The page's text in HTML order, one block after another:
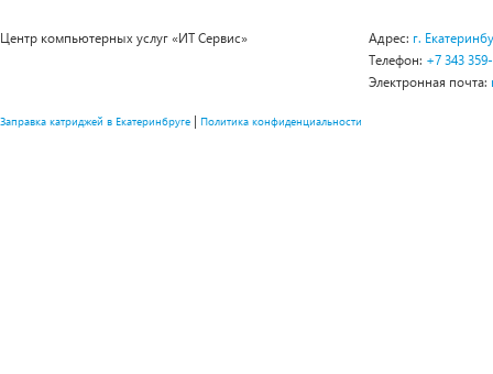
Центр компьютерных услуг «ИТ Сервис» Адрес: г.
Телефон: +7 343
Электронная почта:
Заправка катриджей в Екатеринбруге | Политика конфиденциальности